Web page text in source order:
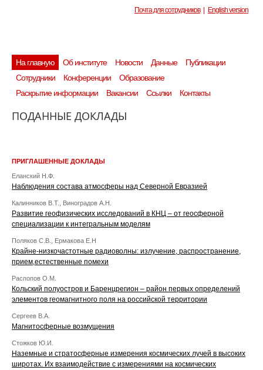
Почта для сотрудников English version
На главную Об институте Новости Данные
Публикации
Сотрудники
Конференции
Образование
Раскрытие информации
Вакансии Ссылки Контакты
ПОДАННЫЕ ДОКЛАДЫ
ПРИГЛАШЕННЫЕ ДОКЛАДЫ
Еланский Н.Ф.
Наблюдения состава атмосферы над Северной Евразией
Калинников В.Т., Виноградов А.Н.
Развитие геофизических исследований в КНЦ – от геосферной
специализации к интегральным моделям
Поляков С.В., Ермакова Е.Н
Крайне-низкочастотные радиоволны: излучение, распространение,
прием,естественные помехи
Распопов О.М.
Кольский полуостров и Баренцрегион – район первых определений
элементов геомагнитного поля на российской территории
Сергеев В.А.
Магнитосферные возмущения
Стожков Ю.И.
Наземные и стратосферные измерения космических лучей в высоких
широтах. Их взаимодействие с измерениями на космических